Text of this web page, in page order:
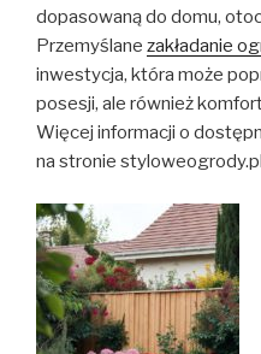
dopasowaną do domu,
Przemyślane zakładanie
inwestycja, która może
posesji, ale również
Więcej informacji o
na stronie